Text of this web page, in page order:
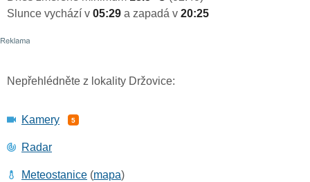
Slunce vychází v 05:29 a zapadá v 20:25
Nepřehlédněte z lokality Držovice:
Kamery 5
Radar
Meteostanice (mapa)